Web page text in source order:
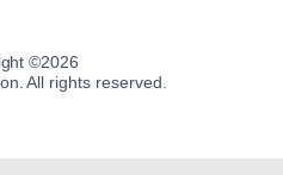
©2026
All rights reserved.